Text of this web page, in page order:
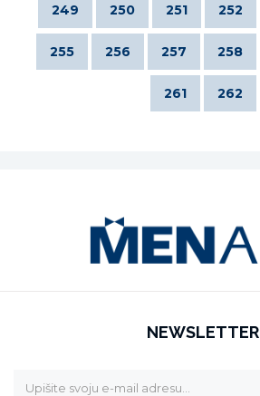
249 250 251 252
255 256 257 258
261 262
NEWSLETTER